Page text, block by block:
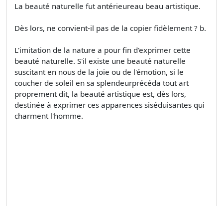
La beauté naturelle fut antérieureau beau artistique.
Dès lors, ne convient-il pas de la copier fidèlement ? b.
L'imitation de la nature a pour fin d'exprimer cette
beauté naturelle. S'il existe une beauté naturelle
suscitant en nous de la joie ou de l'émotion, si le
coucher de soleil en sa splendeurprécéda tout art
proprement dit, la beauté artistique est, dès lors,
destinée à exprimer ces apparences siséduisantes qui
charment l'homme.